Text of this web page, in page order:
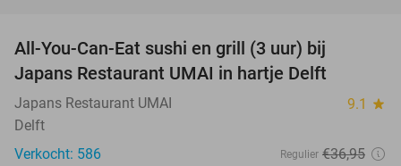
All-You-Can-Eat sushi en grill (3 uur) bij
Japans Restaurant UMAI in hartje Delft
Japans Restaurant UMAI 9.1 star
Delft
Verkocht: 586
Regulier €36,95